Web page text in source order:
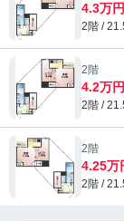
4.3万円
2階 /
2階
4.2万円
2階 /
2階
4.25万
2階 /